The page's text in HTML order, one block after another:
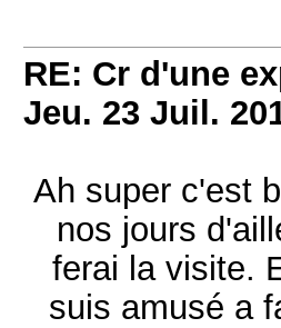
RE: Cr d'une
Jeu. 23 Juil.
Ah super c'est
nos jours
ferai la visite.
suis amusé a